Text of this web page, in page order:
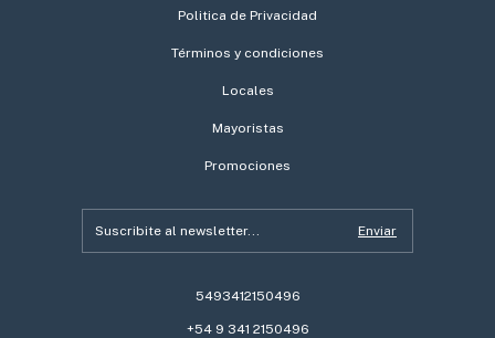
Politica de Privacidad
Términos y condiciones
Locales
Mayoristas
Promociones
5493412150496
+54 9 341 2150496